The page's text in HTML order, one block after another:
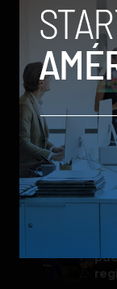
de
de
un